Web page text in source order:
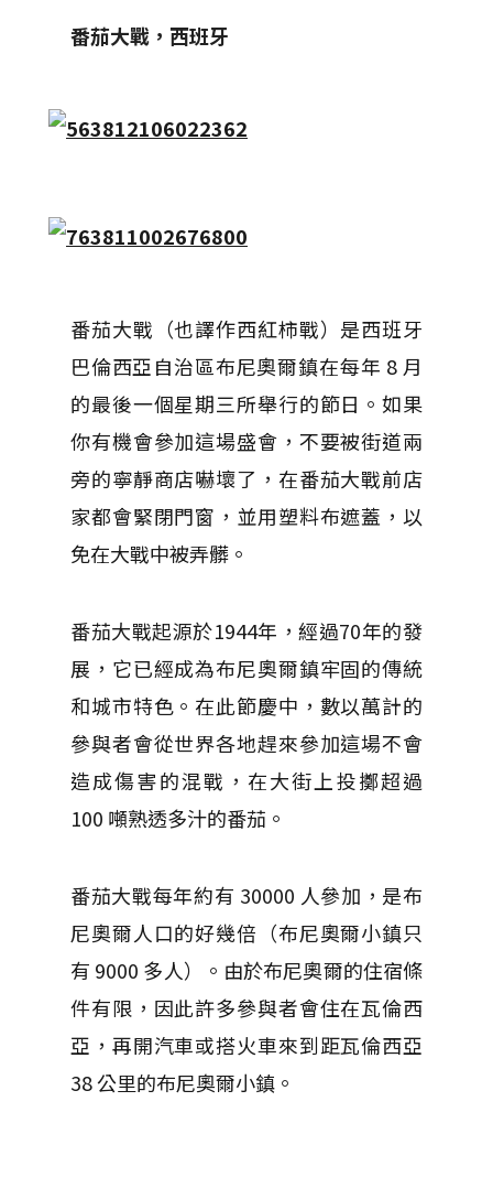
番茄大戰，西班牙
番茄大戰（也譯作西紅柿戰）是西班牙
巴倫西亞自治區布尼奧爾鎮在每年 8 月
的最後一個星期三所舉行的節日。如果
你有機會參加這場盛會，不要被街道兩
旁的寧靜商店嚇壞了，在番茄大戰前店
家都會緊閉門窗，並用塑料布遮蓋，以
免在大戰中被弄髒。
番茄大戰起源於1944年，經過70年的發
展，它已經成為布尼奧爾鎮牢固的傳統
和城市特色。在此節慶中，數以萬計的
參與者會從世界各地趕來參加這場不會
造成傷害的混戰，在大街上投擲超過
100 噸熟透多汁的番茄。
番茄大戰每年約有 30000 人參加，是布
尼奧爾人口的好幾倍（布尼奧爾小鎮只
有 9000 多人）。由於布尼奧爾的住宿條
件有限，因此許多參與者會住在瓦倫西
亞，再開汽車或搭火車來到距瓦倫西亞
38 公里的布尼奧爾小鎮。